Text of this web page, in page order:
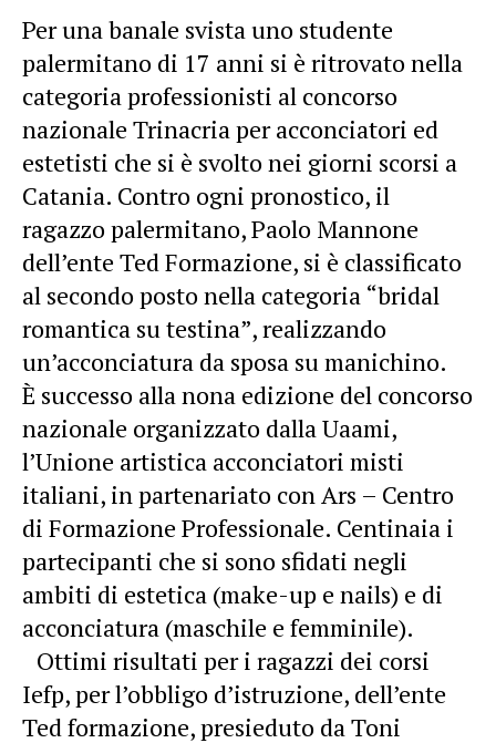
Per una banale svista uno studente
palermitano di 17 anni si è ritrovato nella
categoria professionisti al concorso
nazionale Trinacria per acconciatori ed
estetisti che si è svolto nei giorni scorsi a
Catania. Contro ogni pronostico, il
ragazzo palermitano, Paolo Mannone
dell’ente Ted Formazione, si è classificato
al secondo posto nella categoria “bridal
romantica su testina”, realizzando
un’acconciatura da sposa su manichino.
È successo alla nona edizione del concorso
nazionale organizzato dalla Uaami,
l’Unione artistica acconciatori misti
italiani, in partenariato con Ars – Centro
di Formazione Professionale. Centinaia i
partecipanti che si sono sfidati negli
ambiti di estetica (make-up e nails) e di
acconciatura (maschile e femminile).
Ottimi risultati per i ragazzi dei corsi
Iefp, per l’obbligo d’istruzione, dell’ente
Ted formazione, presieduto da Toni